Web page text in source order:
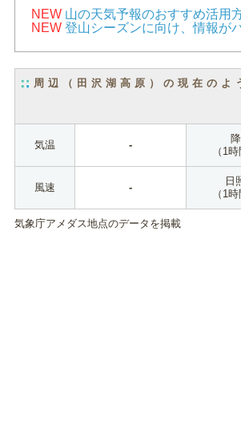
NEW 山の天気予報のおすすめ活用
NEW 登山シーズンに向け、情報が
周辺（田沢湖高原）の現在のよ
気温 -
（1
風速 -
日
（1
気象庁アメダス地点のデータを掲載